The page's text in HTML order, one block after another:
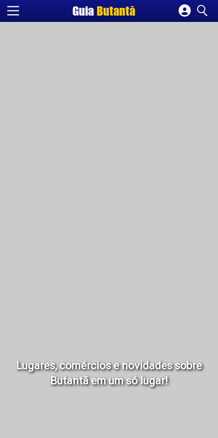
GuiaButantã
Lugares, comércios e novidades sobre
Butantã em um só lugar!